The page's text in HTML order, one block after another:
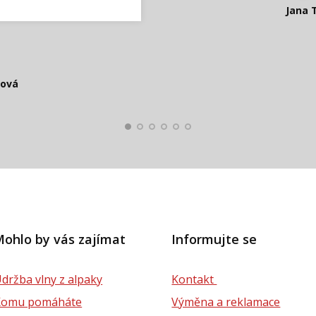
Jana
Ilona
Ešte raz Vám ďakujem a
by vás zajímat
vlny z alpaky
pomáháte
Informujte se
Kontakt
Výměna a reklamace